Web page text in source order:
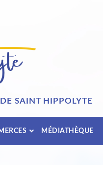
SAINT HIPPOLYTE
MÉDIATHÈQUE